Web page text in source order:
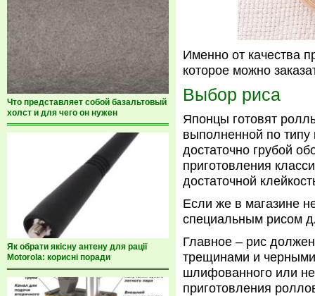
Что представляет собой базальтовый
холст и для чего он нужен
Як обрати якісну антену для рації
Motorola: корисні поради
Именно от качества
которое можно
Выбор риса
Японцы готовят
выполненной по типу
достаточно грубой
приготовления
достаточной
Если же в магазине
специальным рисом
Главное – рис
трещинами и
шлифованного или
приготовления